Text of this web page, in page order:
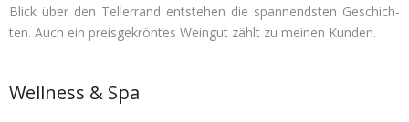
Blick über den Tel­ler­rand ent­ste­hen die span­nends­ten Geschich­
ten. Auch ein preis­ge­krön­tes Wein­gut zählt zu mei­nen Kunden.
Wellness & Spa